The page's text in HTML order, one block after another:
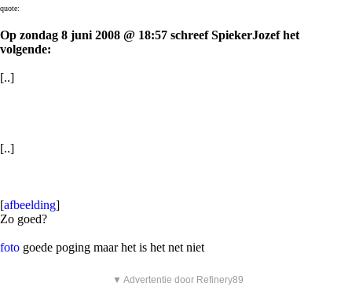
quote:
Op zondag 8 juni 2008 @ 18:57 schreef SpiekerJozef het
volgende:
[..]
[..]
[afbeelding]
Zo goed?
foto goede poging maar het is het net niet
▼ Advertentie door Refinery89